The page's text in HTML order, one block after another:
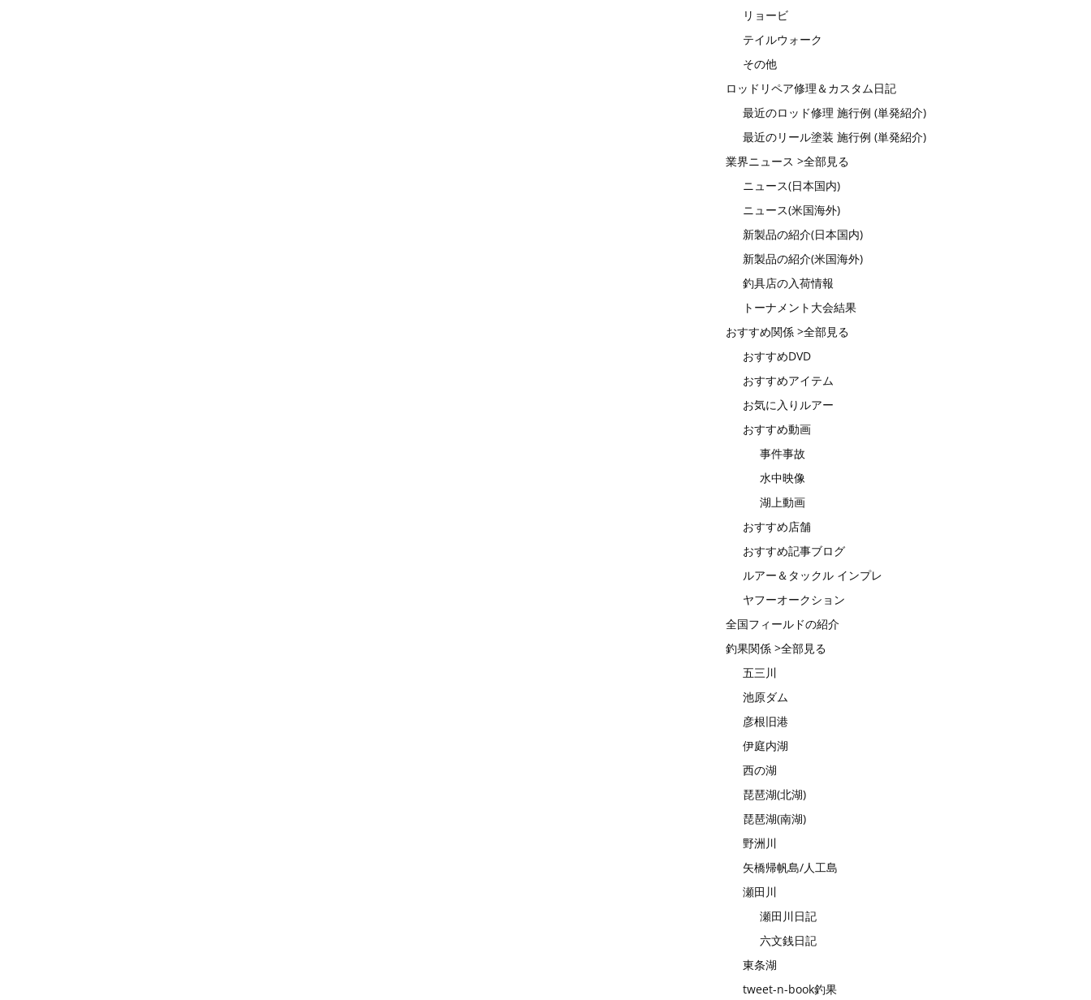
リョービ
テイルウォーク
その他
ロッドリペア修理＆カスタム日記
最近のロッド修理 施行例 (単発紹介)
最近のリール塗装 施行例 (単発紹介)
業界ニュース >全部見る
ニュース(日本国内)
ニュース(米国海外)
新製品の紹介(日本国内)
新製品の紹介(米国海外)
釣具店の入荷情報
トーナメント大会結果
おすすめ関係 >全部見る
おすすめDVD
おすすめアイテム
お気に入りルアー
おすすめ動画
事件事故
水中映像
湖上動画
おすすめ店舗
おすすめ記事ブログ
ルアー＆タックル インプレ
ヤフーオークション
全国フィールドの紹介
釣果関係 >全部見る
五三川
池原ダム
彦根旧港
伊庭内湖
西の湖
琵琶湖(北湖)
琵琶湖(南湖)
野洲川
矢橋帰帆島/人工島
瀬田川
瀬田川日記
六文銭日記
東条湖
tweet-n-book釣果